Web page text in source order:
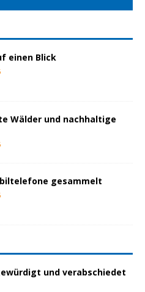
einen Blick
Wälder und nachhaltige
gesammelt
und verabschiedet